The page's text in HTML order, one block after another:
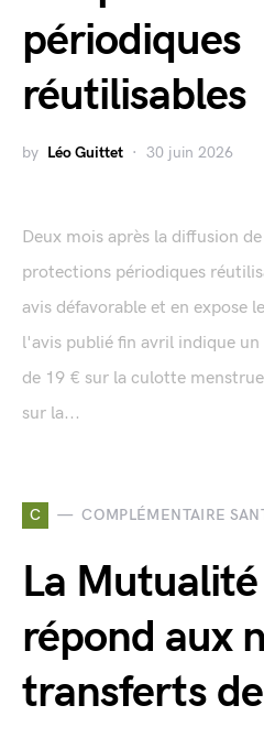
périodiques
réutilisables
by Léo Guittet 30 juin 2026
Deux mois après la diffusion
protections périodiques
avis défavorable et en expose
l'avis publié fin avril indique
de 19 € sur la culotte
sur la...
C COMPLÉMENTAIRE
La
répond aux
transferts